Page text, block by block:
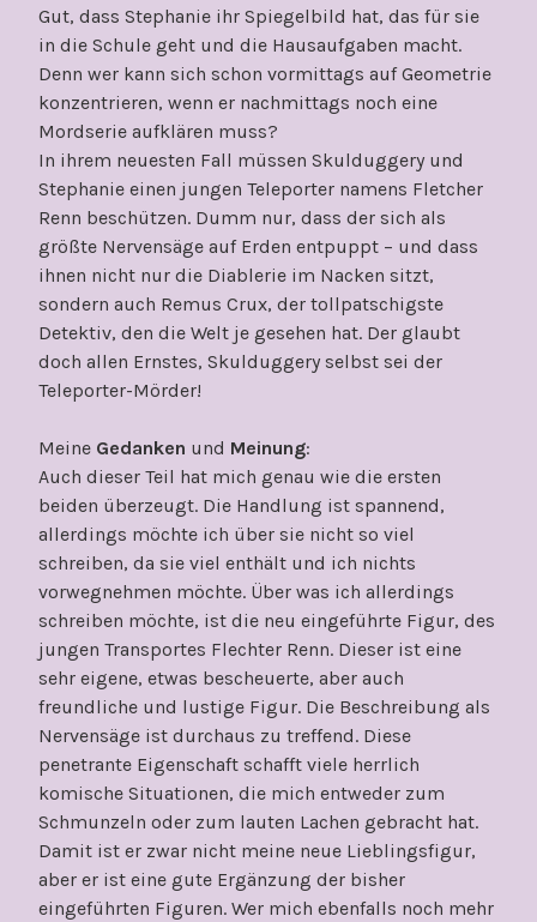
Gut, dass Stephanie ihr Spiegelbild hat, das für sie
in die Schule geht und die Hausaufgaben macht.
Denn wer kann sich schon vormittags auf Geometrie
konzentrieren, wenn er nachmittags noch eine
Mordserie aufklären muss?
In ihrem neuesten Fall müssen Skulduggery und
Stephanie einen jungen Teleporter namens Fletcher
Renn beschützen. Dumm nur, dass der sich als
größte Nervensäge auf Erden entpuppt – und dass
ihnen nicht nur die Diablerie im Nacken sitzt,
sondern auch Remus Crux, der tollpatschigste
Detektiv, den die Welt je gesehen hat. Der glaubt
doch allen Ernstes, Skulduggery selbst sei der
Teleporter-Mörder!
Meine Gedanken und Meinung:
Auch dieser Teil hat mich genau wie die ersten
beiden überzeugt. Die Handlung ist spannend,
allerdings möchte ich über sie nicht so viel
schreiben, da sie viel enthält und ich nichts
vorwegnehmen möchte. Über was ich allerdings
schreiben möchte, ist die neu eingeführte Figur, des
jungen Transportes Flechter Renn. Dieser ist eine
sehr eigene, etwas bescheuerte, aber auch
freundliche und lustige Figur. Die Beschreibung als
Nervensäge ist durchaus zu treffend. Diese
penetrante Eigenschaft schafft viele herrlich
komische Situationen, die mich entweder zum
Schmunzeln oder zum lauten Lachen gebracht hat.
Damit ist er zwar nicht meine neue Lieblingsfigur,
aber er ist eine gute Ergänzung der bisher
eingeführten Figuren. Wer mich ebenfalls noch mehr